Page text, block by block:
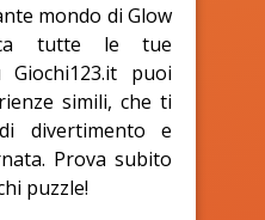
mondo di Glow
tutte le tue
Giochi123.it puoi
simili, che ti
divertimento e
Prova subito
puzzle!